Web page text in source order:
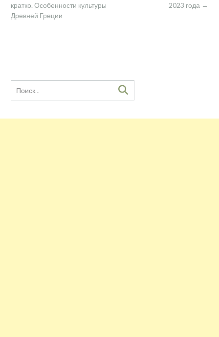
по
записям
2023 года →
кратко. Особенности культуры
Древней Греции